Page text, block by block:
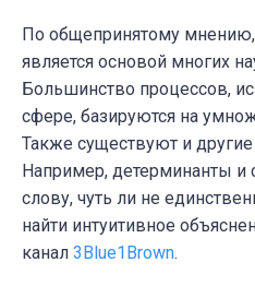
По общепринятому мнению,
является основой многих
Большинство процессов,
сфере, базируются на
Также существуют и
Например, детерминанты и
слову, чуть ли не
найти интуитивное
канал 3Blue1Brown.